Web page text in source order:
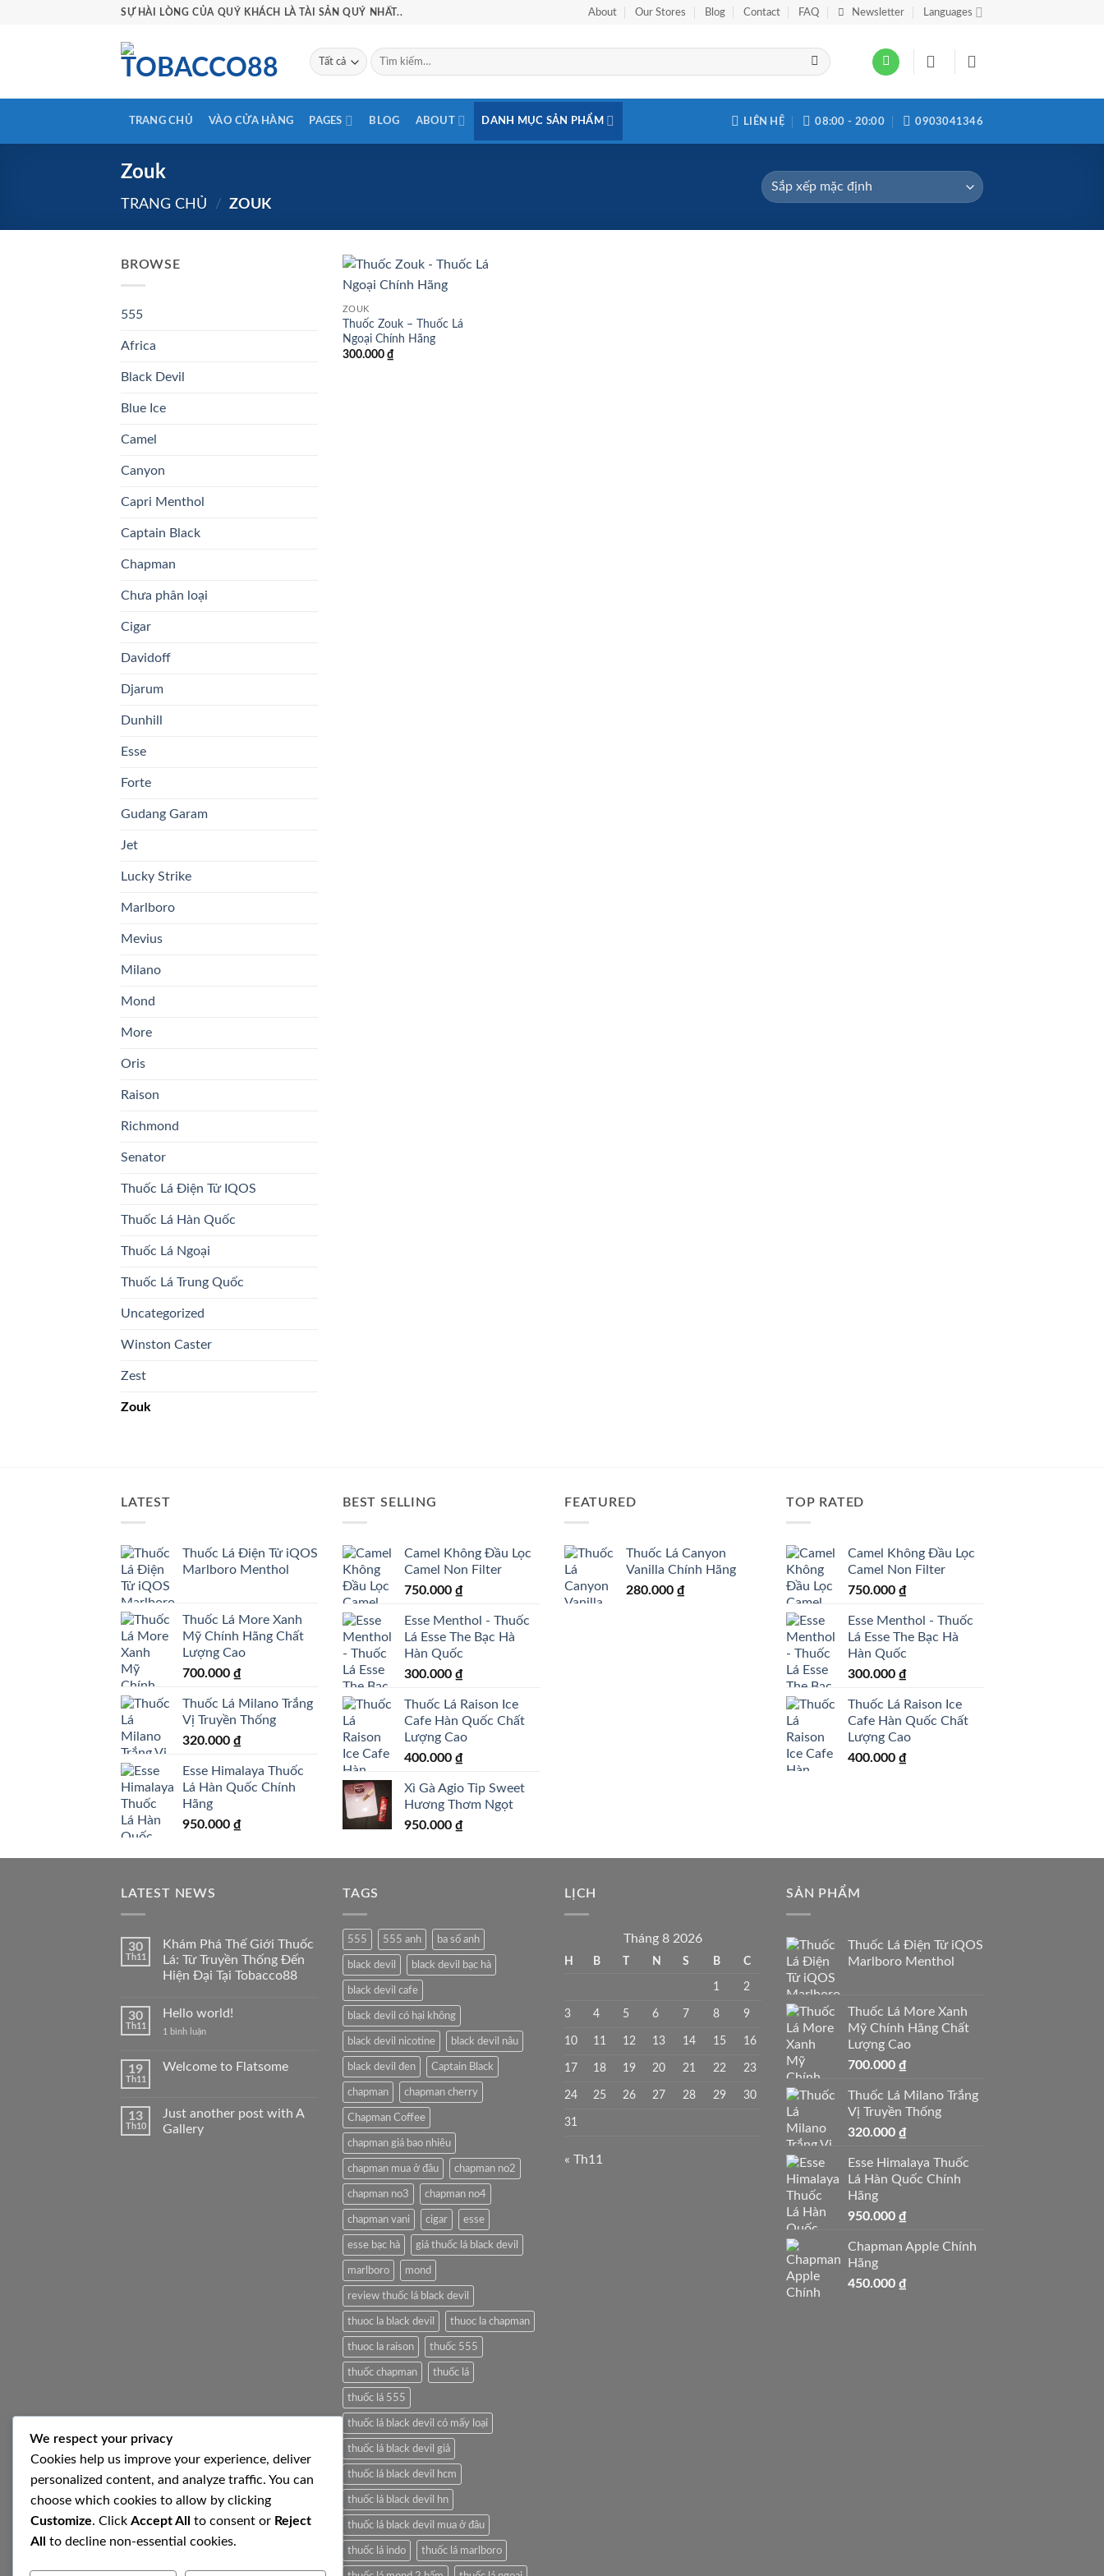
SỰ HÀI LÒNG CỦA QUÝ KHÁCH LÀ TÀI SẢN QUÝ NHẤT.. About Our Stores Blog Contact FAQ Newsletter Languages
Tìm
kiếm:
TRANG CHỦ VÀO CỬA HÀNG PAGES BLOG ABOUT DANH MỤC SẢN PHẨM LIÊN HỆ 08:00 - 20:00 0903041346
Zouk
TRANG CHỦ / ZOUK
BROWSE
555
Africa
Black Devil
Blue Ice
Camel
Canyon
Capri Menthol
Captain Black
Chapman
Chưa phân loại
Cigar
Davidoff
Djarum
Dunhill
Esse
Forte
Gudang Garam
Jet
Lucky Strike
Marlboro
Mevius
Milano
Mond
More
Oris
Raison
Richmond
Senator
Thuốc Lá Điện Tử IQOS
Thuốc Lá Hàn Quốc
Thuốc Lá Ngoại
Thuốc Lá Trung Quốc
Uncategorized
Winston Caster
Zest
Zouk
ZOUK
Thuốc Zouk – Thuốc Lá
Ngoại Chính Hãng
300.000 ₫
LATEST
Thuốc Lá Điện Tử iQOS
Marlboro Menthol
Thuốc Lá More Xanh
Mỹ Chính Hãng Chất
Lượng Cao
700.000 ₫
Thuốc Lá Milano Trắng
Vị Truyền Thống
320.000 ₫
Esse Himalaya Thuốc
Lá Hàn Quốc Chính
Hãng
950.000 ₫
BEST SELLING
Camel Không Đầu Lọc
Camel Non Filter
750.000 ₫
Esse Menthol - Thuốc
Lá Esse The Bạc Hà
Hàn Quốc
300.000 ₫
Thuốc Lá Raison Ice
Cafe Hàn Quốc Chất
Lượng Cao
400.000 ₫
Xì Gà Agio Tip Sweet
Hương Thơm Ngọt
950.000 ₫
FEATURED
Thuốc Lá Canyon
Vanilla Chính Hãng
280.000 ₫
TOP RATED
Camel Không Đầu Lọc
Camel Non Filter
750.000 ₫
Esse Menthol - Thuốc
Lá Esse The Bạc Hà
Hàn Quốc
300.000 ₫
Thuốc Lá Raison Ice
Cafe Hàn Quốc Chất
Lượng Cao
400.000 ₫
LATEST NEWS
30
Th11
Khám Phá Thế Giới Thuốc
Lá: Từ Truyền Thống Đến
Hiện Đại Tại Tobacco88
bình
ở
Thế
Từ
Truyền
Thống
30
Th11
Hello world!
1 bình luậnở
19
Th11
Welcome to Flatsome
luận
ở
13
Th10
Just another post with A
Gallery
TAGS
555 555 anh ba số anh
black devil black devil bạc hà
black devil cafe
black devil có hại không
black devil nicotine black devil nâu
black devil đen Captain Black
chapman chapman cherry
Chapman Coffee
chapman giá bao nhiêu
chapman mua ở đâu chapman no2
chapman no3 chapman no4
chapman vani cigar esse
esse bạc hà giá thuốc lá black devil
marlboro mond
review thuốc lá black devil
thuoc la black devil thuoc la chapman
thuoc la raison thuốc 555
thuốc chapman thuốc lá
thuốc lá 555
thuốc lá black devil có mấy loại
thuốc lá black devil giả
thuốc lá black devil hcm
thuốc lá black devil hn
thuốc lá black devil mua ở đâu
thuốc lá indo thuốc lá marlboro
LỊCH
Tháng 8 2026
H B T N S B C
1 2
3 4 5 6 7 8 9
10 11 12 13 14 15 16
17 18 19 20 21 22 23
24 25 26 27 28 29 30
31
« Th11
SẢN PHẨM
Thuốc Lá Điện Tử iQOS
Marlboro Menthol
Thuốc Lá More Xanh
Mỹ Chính Hãng Chất
Lượng Cao
700.000 ₫
Thuốc Lá Milano Trắng
Vị Truyền Thống
320.000 ₫
Esse Himalaya Thuốc
Lá Hàn Quốc Chính
Hãng
950.000 ₫
Chapman Apple Chính
Hãng
450.000 ₫
We respect your privacy
Cookies help us improve your experience, deliver
personalized content, and analyze traffic. You can
choose which cookies to allow by clicking
Customize. Click Accept All to consent or Reject
All
to decline non-essential cookies.